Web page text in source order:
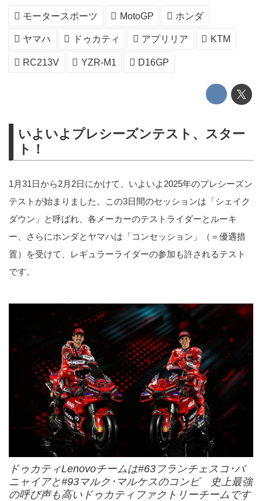
モータースポーツ MotoGP ホンダ
ヤマハ ドゥカティ アプリリア KTM
RC213V YZR-M1 D16GP
いよいよプレシーズンテスト、スター
ト！
1月31日から2月2日にかけて、いよいよ2025年のプレシーズン
テストが始まりました。この3日間のセッションは「シェイク
ダウン」と呼ばれ、各メーカーのテストライダーとルーキ
ー、さらにホンダとヤマハは「コンセッション」（＝優遇措
置）を受けて、レギュラーライダーの参加も許されるテスト
です。
ドゥカティLenovoチームは#63フランチェスコ･バ
ニャイアと#93マルク･マルケスのコンビ 史上最強
の呼び声も高いドゥカティファクトリーチームです